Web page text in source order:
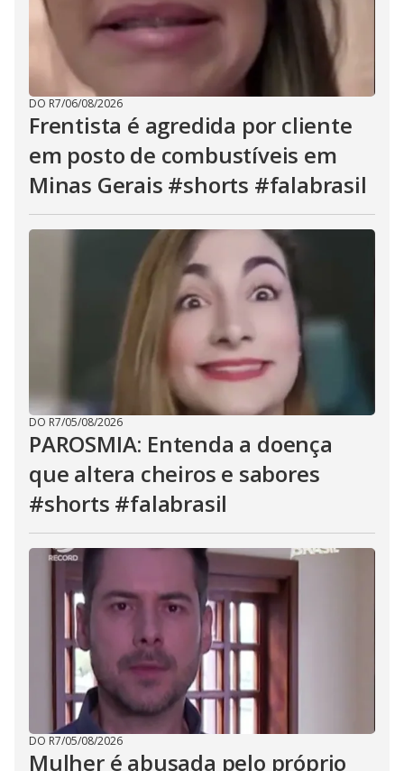
DO R7/06/08/2026
Frentista é agredida por cliente
em posto de combustíveis em
Minas Gerais #shorts #falabrasil
DO R7/05/08/2026
PAROSMIA: Entenda a doença
que altera cheiros e sabores
#shorts #falabrasil
DO R7/05/08/2026
Mulher é abusada pelo próprio